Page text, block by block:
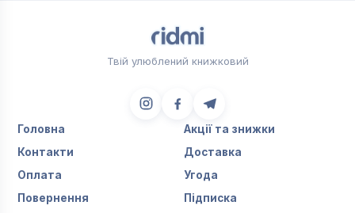
Твій улюблений книжковий
Головна
Акції та знижки
Контакти
Доставка
Оплата
Угода
Повернення
Підписка